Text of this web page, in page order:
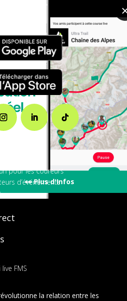
👀 Plus d'Infos
Auvergne Rhône Alpes
pour les coureurs
d’événements
FMS
la relation entre les